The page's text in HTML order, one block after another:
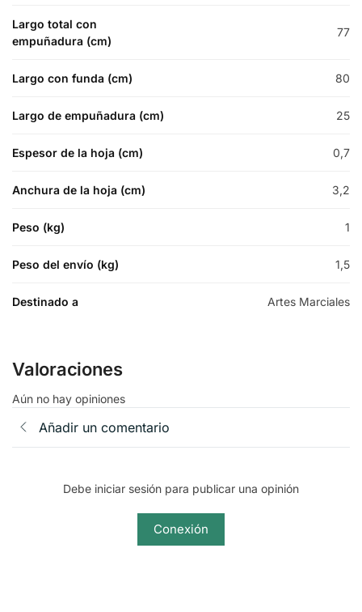
Largo total con
empuñadura (cm)
77
Largo con funda (cm) 80
Largo de empuñadura (cm) 25
Espesor de la hoja (cm) 0,7
Anchura de la hoja (cm) 3,2
Peso (kg) 1
Peso del envío (kg) 1,5
Destinado a Artes Marciales
Valoraciones
Aún no hay opiniones
Añadir un comentario
Debe iniciar sesión para publicar una opinión
Conexión